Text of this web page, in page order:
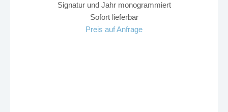
Signatur und Jahr monogrammiert
Sofort lieferbar
Preis auf Anfrage